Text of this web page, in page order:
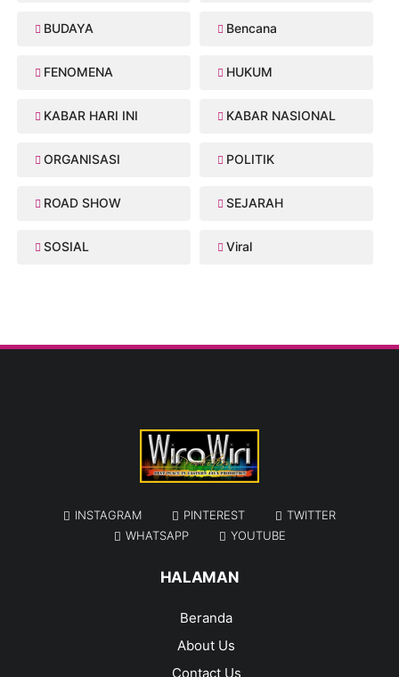
BUDAYA Bencana
FENOMENA HUKUM
KABAR HARI INI KABAR NASIONAL
ORGANISASI POLITIK
ROAD SHOW SEJARAH
SOSIAL Viral
INSTAGRAM PINTEREST
TWITTER
WHATSAPP
YOUTUBE
HALAMAN
Beranda
About Us
Contact Us